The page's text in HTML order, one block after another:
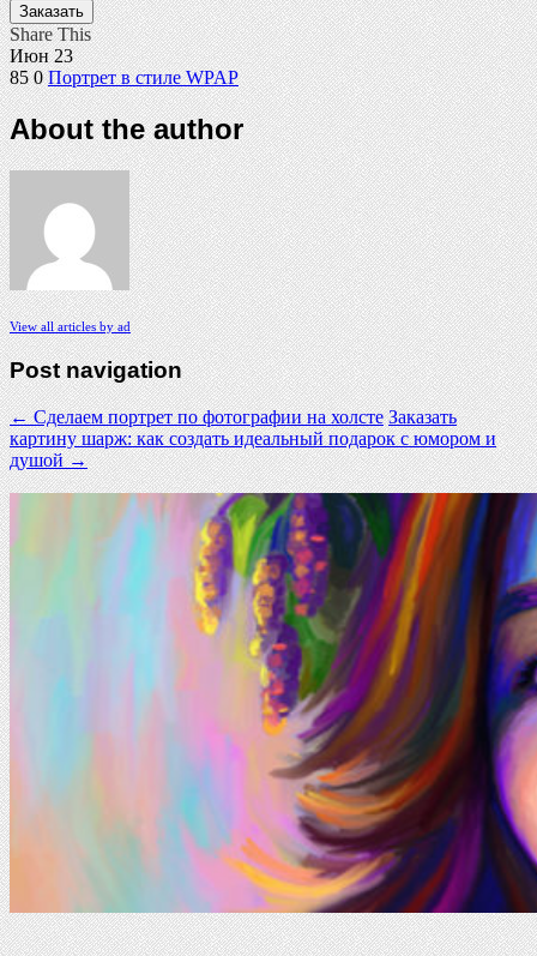
Заказать
Share This
Июн 23
850 Портрет в стиле WPAP
About the author
View all articles by ad
Post navigation
←Сделаем портрет по фотографии на холсте Заказать
картину шарж: как создать идеальный подарок с юмором и
душой→